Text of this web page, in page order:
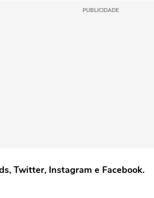
PUBLICIDADE
Twitter, Instagram e Facebook.